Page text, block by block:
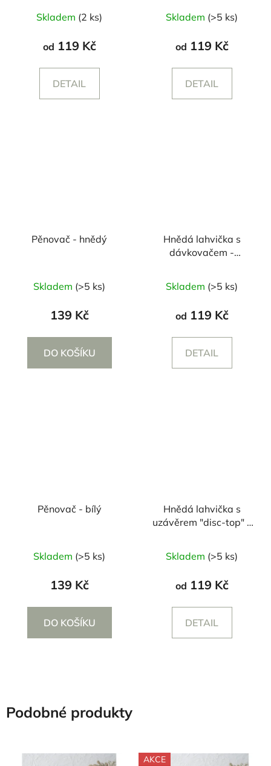
Skladem (2 ks)
od 119 Kč
DETAIL
hodnocení
produktu
5,0
z
Skladem (>5 ks)
od 119 Kč
DETAIL
Pěnovač - hnědý
hodnocení
produktu
z
Skladem (>5 ks)
139 Kč
DO KOŠÍKU
Hnědá lahvička s
dávkovačem -
hodnocení
produktu
5,0
z
Skladem (>5 ks)
od 119 Kč
DETAIL
Pěnovač - bílý
Skladem (>5 ks)
139 Kč
DO KOŠÍKU
Hnědá lahvička s
uzávěrem "disc-top" -
Skladem (>5 ks)
od 119 Kč
DETAIL
Podobné produkty
AKCE